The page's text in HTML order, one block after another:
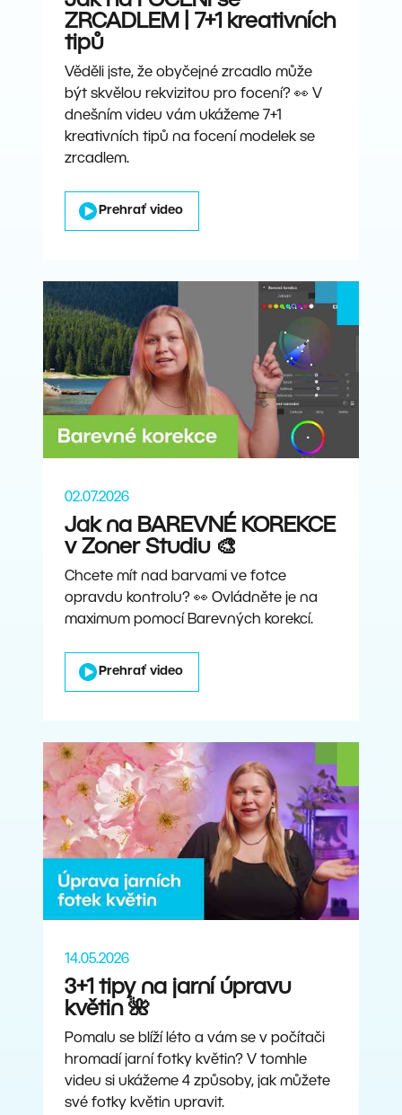
ZRCADLEM | 7+1 kreativních
tipů
Věděli jste, že obyčejné zrcadlo může
být skvělou rekvizitou pro focení? 👀 V
dnešním videu vám ukážeme 7+1
kreativních tipů na focení modelek se
zrcadlem.
Prehrať video
02.07.2026
Jak na BAREVNÉ KOREKCE
v Zoner Studiu 🎨
Chcete mít nad barvami ve fotce
opravdu kontrolu? 👀 Ovládněte je na
maximum pomocí Barevných korekcí.
Prehrať video
14.05.2026
3+1 tipy na jarní úpravu
květin 🌺
Pomalu se blíží léto a vám se v počítači
hromadí jarní fotky květin? V tomhle
videu si ukážeme 4 způsoby, jak můžete
své fotky květin upravit.